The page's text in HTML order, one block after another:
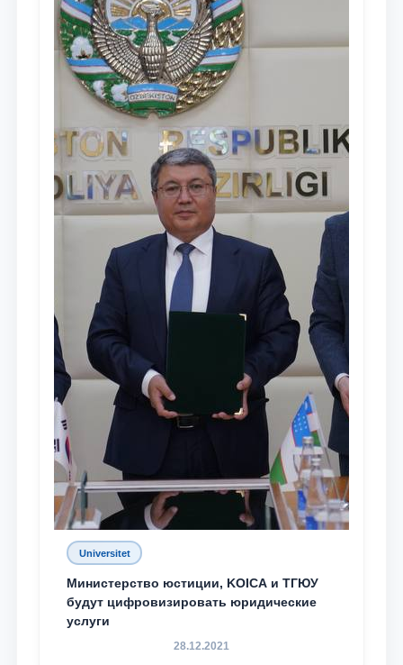
Universitet
Министерство юстиции, KOICA и ТГЮУ
будут цифровизировать юридические
услуги
28.12.2021